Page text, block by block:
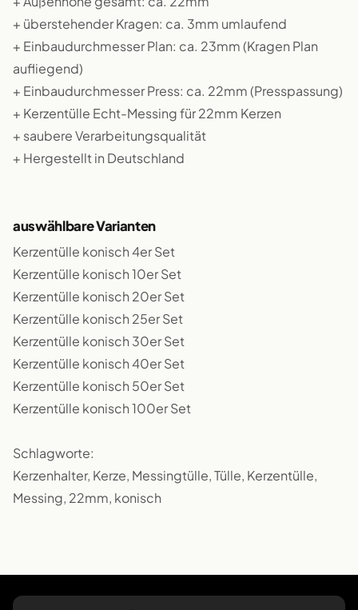
+ überstehender Kragen: ca. 3mm umlaufend
+ Einbaudurchmesser Plan: ca. 23mm (Kragen Plan
aufliegend)
+ Einbaudurchmesser Press: ca. 22mm (Presspassung)
+ Kerzentülle Echt-Messing für 22mm Kerzen
+ saubere Verarbeitungsqualität
+ Hergestellt in Deutschland
auswählbare Varianten
Kerzentülle konisch 4er Set
Kerzentülle konisch 10er Set
Kerzentülle konisch 20er Set
Kerzentülle konisch 25er Set
Kerzentülle konisch 30er Set
Kerzentülle konisch 40er Set
Kerzentülle konisch 50er Set
Kerzentülle konisch 100er Set
Schlagworte:
Kerzenhalter, Kerze, Messingtülle, Tülle, Kerzentülle,
Messing, 22mm, konisch